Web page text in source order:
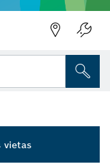
Control
69 mm
vietas